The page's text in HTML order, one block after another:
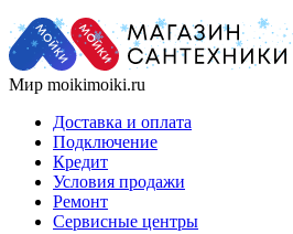
Мир moikimoiki.ru
Доставка и оплата
Подключение
Кредит
Условия продажи
Ремонт
Сервисные центры